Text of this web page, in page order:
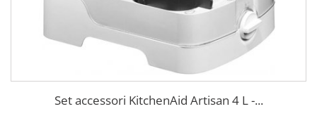
Set accessori KitchenAid Artisan 4 L -...